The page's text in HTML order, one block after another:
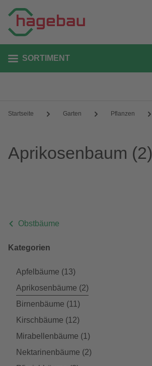
SORTIMENT
Startseite Garten Pflanzen
Aprikosenbaum (2)
Obstbäume
Kategorien
Apfelbäume (13)
Aprikosenbäume (2)
Birnenbäume (11)
Kirschbäume (12)
Mirabellenbäume (1)
Nektarinenbäume (2)